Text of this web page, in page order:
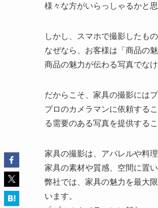
様々な方がいらっしゃるかと思
しかし、スマホで撮影したも
なぜなら、お客様は「商品の
商品の魅力が伝わる写真でな
だからこそ、家具の撮影には
プロのカメラマンに依頼する
る需要のある写真を提供する
家具の撮影は、アパレルや料
家具の素材や質感、空間に置
弊社では、家具の魅力を最大
います。